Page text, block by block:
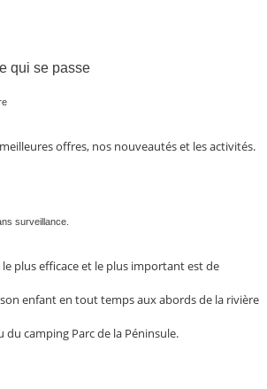
qui se passe
offres, nos nouveautés et les activités.
surveillance.
plus efficace et le plus important est de
enfant en tout temps aux abords de la rivière
du camping Parc de la Péninsule.